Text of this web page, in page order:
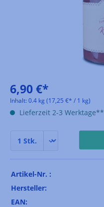
6,90 €*
Inhalt: 0.4 kg (17,25 €* / 1 kg)
Lieferzeit 2-3 Werktage**
Artikel-Nr. :
Hersteller:
EAN: